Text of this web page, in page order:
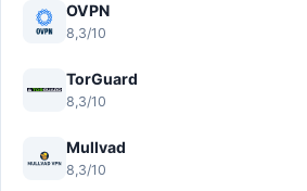
OVPN
8,3/10
TorGuard
8,3/10
Mullvad
8,3/10